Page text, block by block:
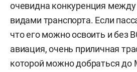
очевидна конкуренция
видами транспорта. Если
что его можно освоить и без
авиация, очень приличная
которой можно добраться до